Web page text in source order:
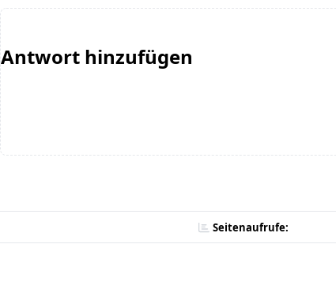
Antwort hinzufügen
Seitenaufrufe: